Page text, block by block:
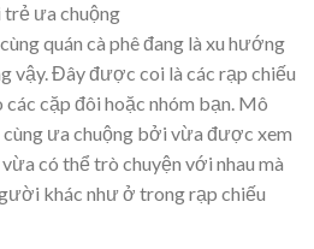
ưa chuộng
quán cà phê đang là xu hướng
vậy. Đây được coi là các rạp chiếu
các cặp đôi hoặc nhóm bạn. Mô
ưa chuộng bởi vừa được xem
có thể trò chuyện với nhau mà
khác như ở trong rạp chiếu